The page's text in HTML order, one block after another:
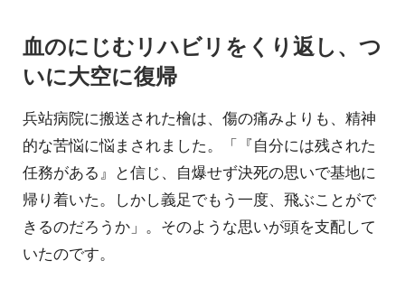
血のにじむリハビリをくり返し、つ
いに大空に復帰
兵站病院に搬送された檜は、傷の痛みよりも、精神
的な苦悩に悩まされました。「『自分には残された
任務がある』と信じ、自爆せず決死の思いで基地に
帰り着いた。しかし義足でもう一度、飛ぶことがで
きるのだろうか」。そのような思いが頭を支配して
いたのです。